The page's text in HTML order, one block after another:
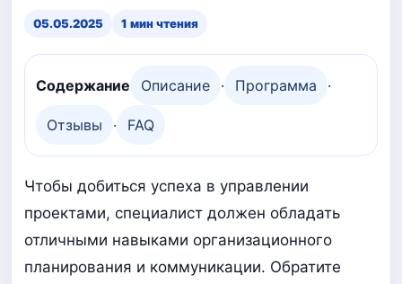
05.05.2025 1 мин чтения
Содержание Описание · Программа ·
Отзывы · FAQ
Чтобы добиться успеха в управлении
проектами, специалист должен обладать
отличными навыками организационного
планирования и коммуникации. Обратите